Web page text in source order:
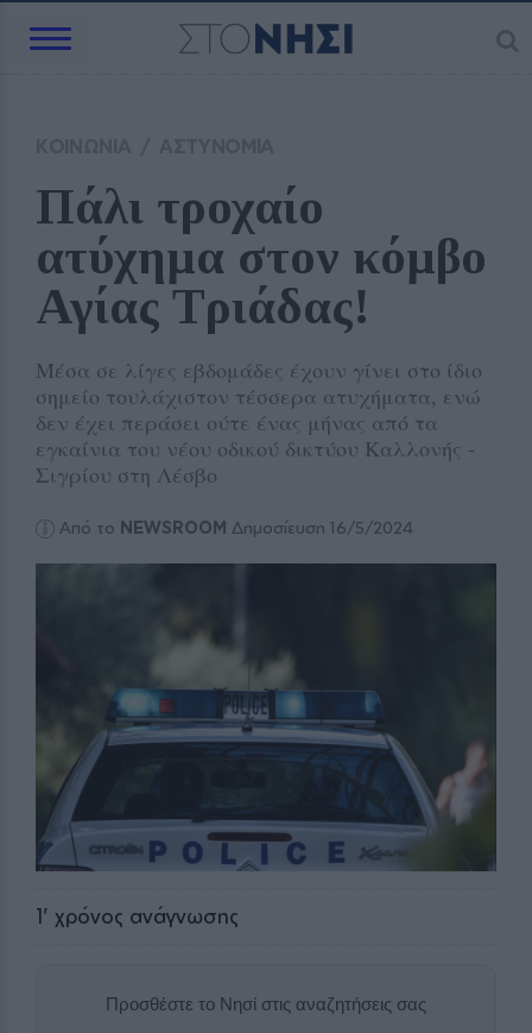
Πάλι τροχαίο
ατύχημα στον κόμβο
Αγίας Τριάδας!
Μέσα σε λίγες εβδομάδες έχουν γίνει στο ίδιο
σημείο τουλάχιστον τέσσερα ατυχήματα, ενώ
δεν έχει περάσει ούτε ένας μήνας από τα
εγκαίνια του νέου οδικού δικτύου Καλλονής -
Σιγρίου στη Λέσβο
Από το NEWSROOM Δημοσίευση 16/5/2024
1' χρόνος ανάγνωσης
Προσθέστε το Νησί στις αναζητήσεις σας